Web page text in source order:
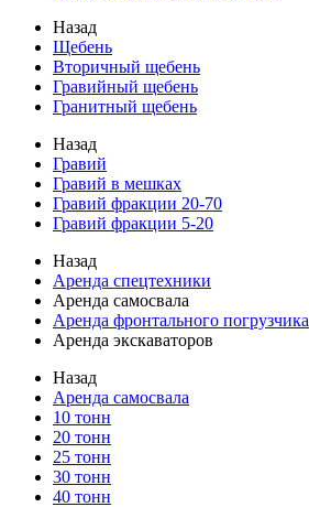
Назад
Щебень
Вторичный щебень
Гравийный щебень
Гранитный щебень
Назад
Гравий
Гравий в мешках
Гравий фракции 20-70
Гравий фракции 5-20
Назад
Аренда спецтехники
Аренда самосвала
Аренда фронтального погрузчика
Аренда экскаваторов
Назад
Аренда самосвала
10 тонн
20 тонн
25 тонн
30 тонн
40 тонн